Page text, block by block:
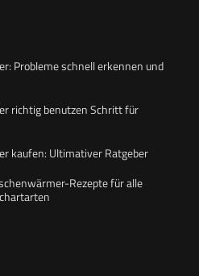
Probleme schnell erkennen und
richtig benutzen Schritt für
kaufen: Ultimativer Ratgeber
Rezepte für alle